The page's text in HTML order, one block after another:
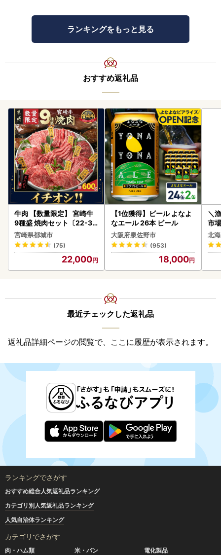
ランキングをもっと見る
おすすめ返礼品
牛肉 【数量限定】 宮崎牛
9種盛 焼肉セット〔22-31
-006-600g〕都城 イチオ
シ!! 牛肉
宮崎県都城市
(75)
22,000
【1位獲得】ビール よなよ
なエール 26本 ビール
大阪府泉佐野市
(953)
18,000
＼
市
貝
北
最近チェックした返礼品
返礼品詳細ページの閲覧で、ここに履歴が表示されます。
ランキングでさがす
おすすめ総合人気返礼品ランキング
カテゴリ別人気返礼品ランキング
人気自治体ランキング
カテゴリでさがす
肉・ハム類 米・パン
電化製品